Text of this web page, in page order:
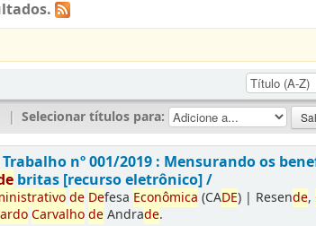
| Selecionar títulos para:
Trabalho nº 001/2019 : Mensurando os
britas [recurso eletrônico] /
de Defesa Econômica (CADE) | Resende,
CarvalhodeAndrade.